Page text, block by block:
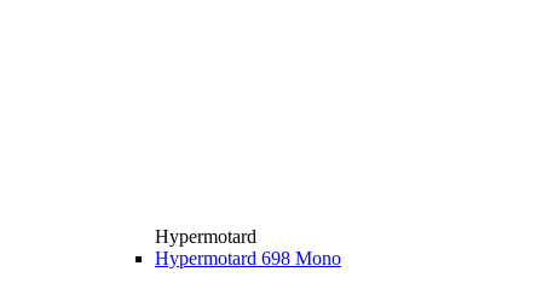
Hypermotard
Hypermotard 698 Mono